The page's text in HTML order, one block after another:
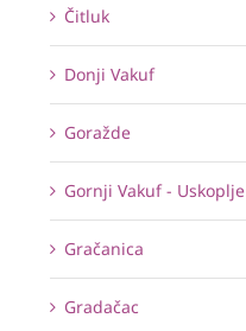
Čitluk
Donji Vakuf
Goražde
Gornji Vakuf - Uskoplje
Gračanica
Gradačac